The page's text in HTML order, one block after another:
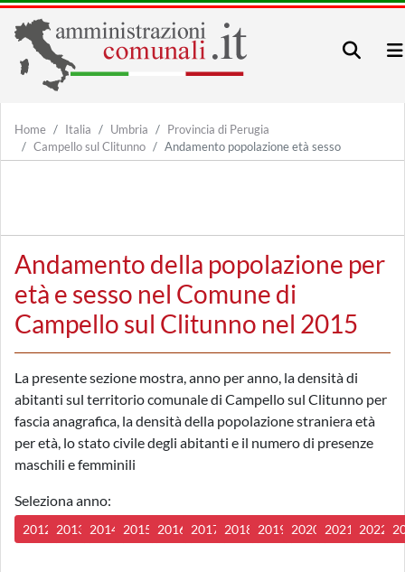
Home Italia Umbria
Provincia di Perugia
Campello sul Clitunno
Andamento popolazione età sesso
Andamento della popolazione per
età e sesso nel Comune di
Campello sul Clitunno nel 2015
La presente sezione mostra, anno per anno, la densità di
abitanti sul territorio comunale di Campello sul Clitunno per
fascia anagrafica, la densità della popolazione straniera età
per età, lo stato civile degli abitanti e il numero di presenze
maschili e femminili
Seleziona anno:
2012 2013 2014 2015 2016 2017 2018 2019 2020 2021 2022